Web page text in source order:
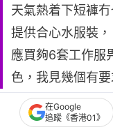
天氣熱着下短褲
提供合心水服裝
應買夠6套工作服
色，我見幾個有
在Google
追蹤《香港01》